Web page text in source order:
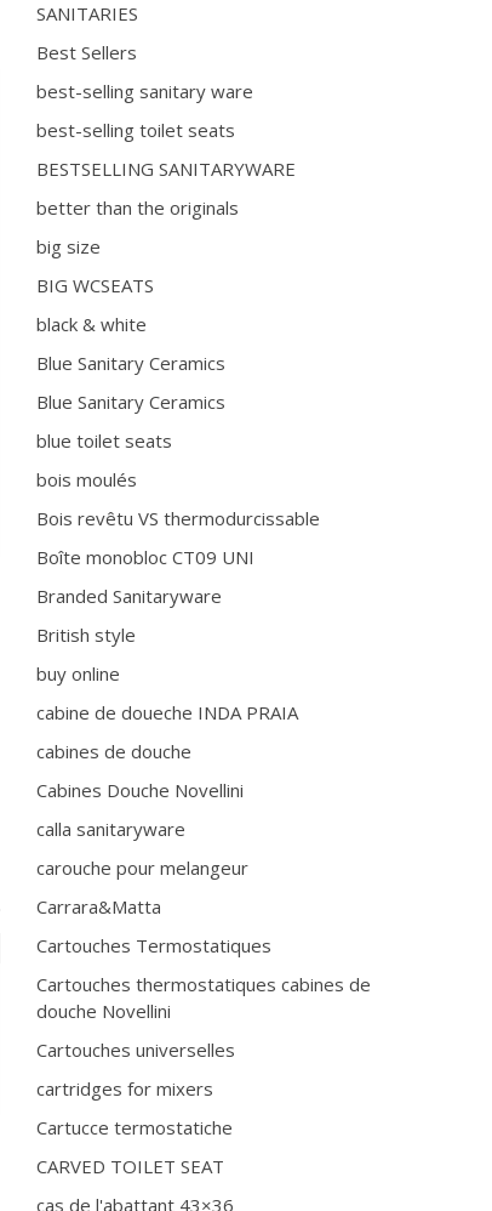
SANITARIES
Best Sellers
best-selling sanitary ware
best-selling toilet seats
BESTSELLING SANITARYWARE
better than the originals
big size
BIG WCSEATS
black & white
Blue Sanitary Ceramics
Blue Sanitary Ceramics
blue toilet seats
bois moulés
Bois revêtu VS thermodurcissable
Boîte monobloc CT09 UNI
Branded Sanitaryware
British style
buy online
cabine de doueche INDA PRAIA
cabines de douche
Cabines Douche Novellini
calla sanitaryware
carouche pour melangeur
Carrara&Matta
Cartouches Termostatiques
Cartouches thermostatiques cabines de
douche Novellini
Cartouches universelles
cartridges for mixers
Cartucce termostatiche
CARVED TOILET SEAT
cas de l'abattant 43×36